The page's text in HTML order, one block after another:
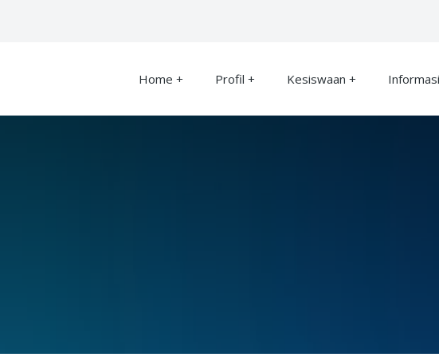
Home Profil Kesiswaan Informasi